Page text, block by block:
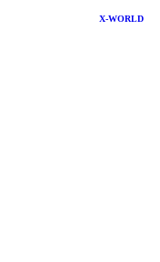
X-WORLD